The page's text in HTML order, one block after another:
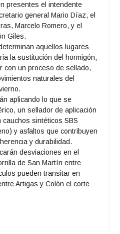
presentes el intendente
general Mario Díaz, el
Marcelo Romero, y el
Giles.
aquellos lugares
la sustitución del hormigón,
con un proceso de sellado,
naturales del
aplicando lo que se
un sellador de aplicación
sintéticos SBS
y asfaltos que contribuyen
y durabilidad.
desviaciones en el
de San Martín entre
pueden transitar en
Artigas y Colón el corte